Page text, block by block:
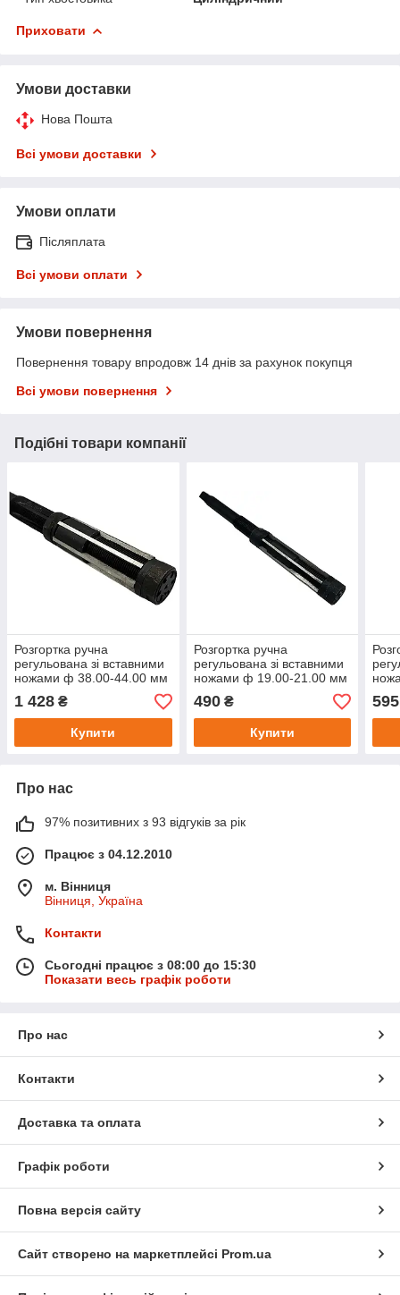
Приховати
Умови доставки
Нова Пошта
Всі умови доставки
Умови оплати
Післяплата
Всі умови оплати
Умови повернення
Повернення товару впродовж 14 днів за рахунок покупця
Всі умови повернення
Подібні товари компанії
Розгортка ручна
регульована зі вставними
ножами ф 38.00-44.00 мм
1 428 ₴
Купити
Розгортка ручна
регульована зі вставними
ножами ф 19.00-21.00 мм
490₴
Купити
595
Про нас
97% позитивних з 93 відгуків за рік
Працює з 04.12.2010
м. Вінниця
Вінниця, Україна
Контакти
Сьогодні працює з 08:00 до 15:30
Показати весь графік роботи
Про нас
Контакти
Доставка та оплата
Графік роботи
Повна версія сайту
Сайт створено на маркетплейсі Prom.ua